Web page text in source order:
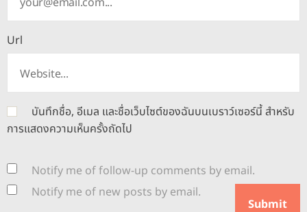
Url
บันทึกชื่อ, อีเมล และชื่อเว็บไซต์ของฉันบนเบราว์เซอร์นี้ สำหรับ
การแสดงความเห็นครั้งถัดไป
Notify me of follow-up comments by email.
Notify me of new posts by email.